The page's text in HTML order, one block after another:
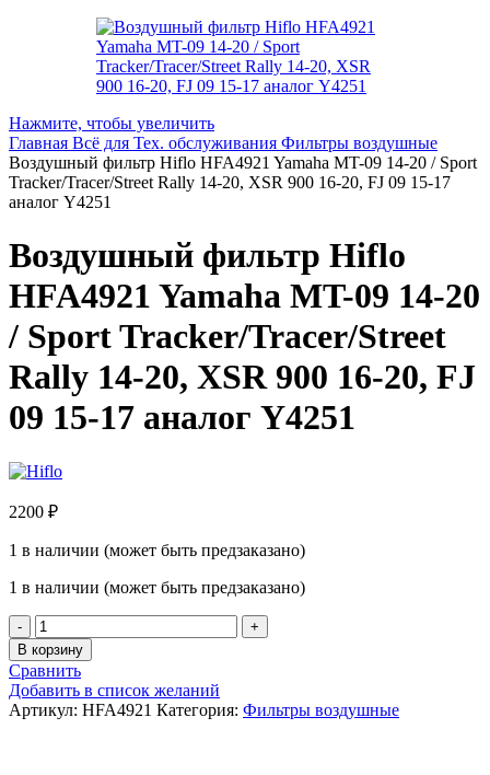
Нажмите, чтобы увеличить
Главная Всё для Тех. обслуживания Фильтры воздушные
Воздушный фильтр Hiflo HFA4921 Yamaha MT-09 14-20 / Sport
Tracker/Tracer/Street Rally 14-20, XSR 900 16-20, FJ 09 15-17
аналог Y4251
Воздушный фильтр Hiflo
HFA4921 Yamaha MT-09 14-20
/ Sport Tracker/Tracer/Street
Rally 14-20, XSR 900 16-20, FJ
09 15-17 аналог Y4251
2200 ₽
1 в наличии (может быть предзаказано)
1 в наличии (может быть предзаказано)
Количество
товара
Воздушный
фильтр
Hiflo
HFA4921
В корзину
Сравнить
Добавить в список желаний
Артикул: HFA4921 Категория: Фильтры воздушные